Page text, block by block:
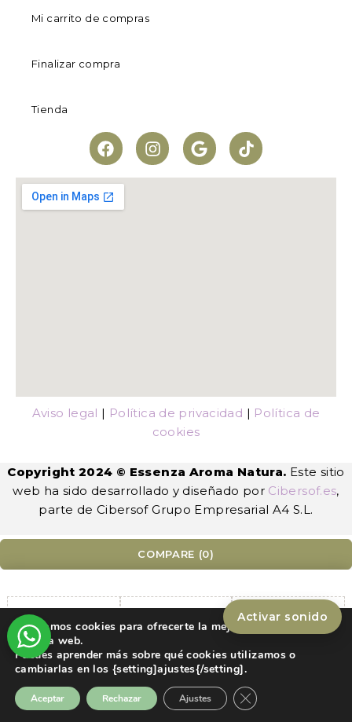
Home Ofertas Tienda Me gustan
Mi carrito de compras
Finalizar compra
Tienda
Aviso legal | Política de privacidad | Política de
cookies
Copyright 2024 © Essenza Aroma Natura. Este sitio
web ha sido desarrollado y diseñado por Cibersof.es,
parte de Cibersof Grupo Empresarial A4 S.L.
Utilizamos cookies para ofrecerte la mejor experiencia en
nuestra web.
Puedes aprender más sobre qué cookies utilizamos o
cambiarlas en los {setting]ajustes{/setting].
Aceptar Rechazar Ajustes Cerrar el banner de
Activar sonido
COMPARE (0)
Remove all products